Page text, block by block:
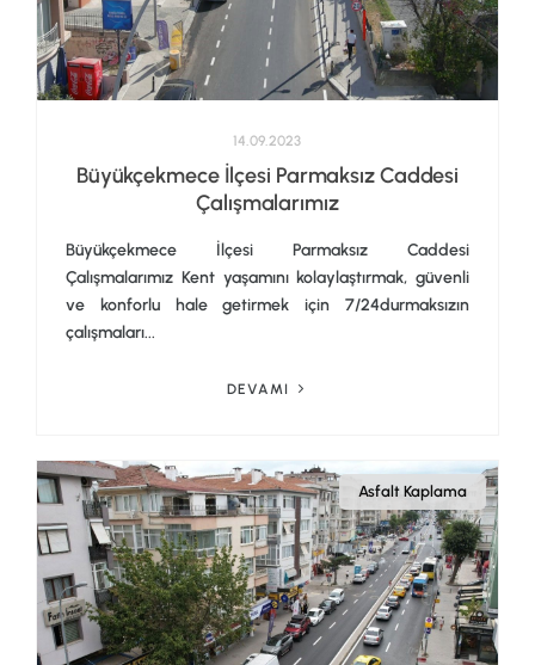
14.09.2023
Büyükçekmece İlçesi Parmaksız Caddesi
Çalışmalarımız
Büyükçekmece İlçesi Parmaksız Caddesi
Çalışmalarımız Kent yaşamını kolaylaştırmak, güvenli
ve konforlu hale getirmek için 7/24durmaksızın
çalışmaları...
DEVAMI
Asfalt Kaplama